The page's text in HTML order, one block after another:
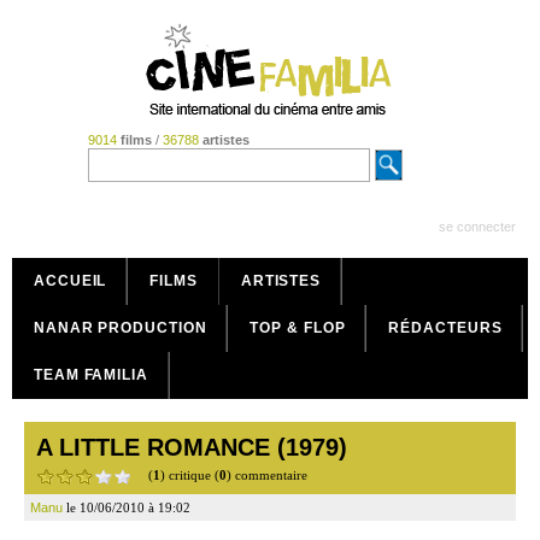
9014 films/ 36788 artistes
se connecter
ACCUEIL FILMS ARTISTES
NANAR PRODUCTION TOP & FLOP RÉDACTEURS
TEAM FAMILIA
A LITTLE ROMANCE (1979)
(1) critique (0) commentaire
Manu le 10/06/2010 à 19:02